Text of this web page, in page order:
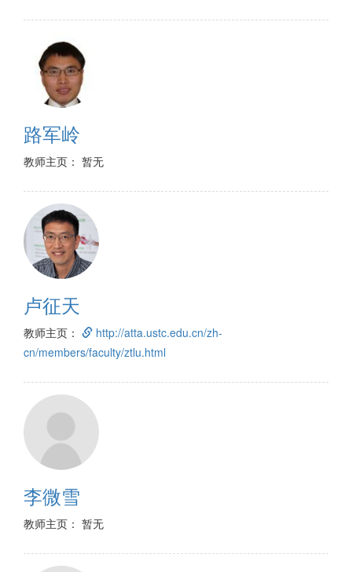
路军岭
教师主页： 暂无
卢征天
教师主页：
http://atta.ustc.edu.cn/zh-
cn/members/faculty/ztlu.html
李微雪
教师主页： 暂无